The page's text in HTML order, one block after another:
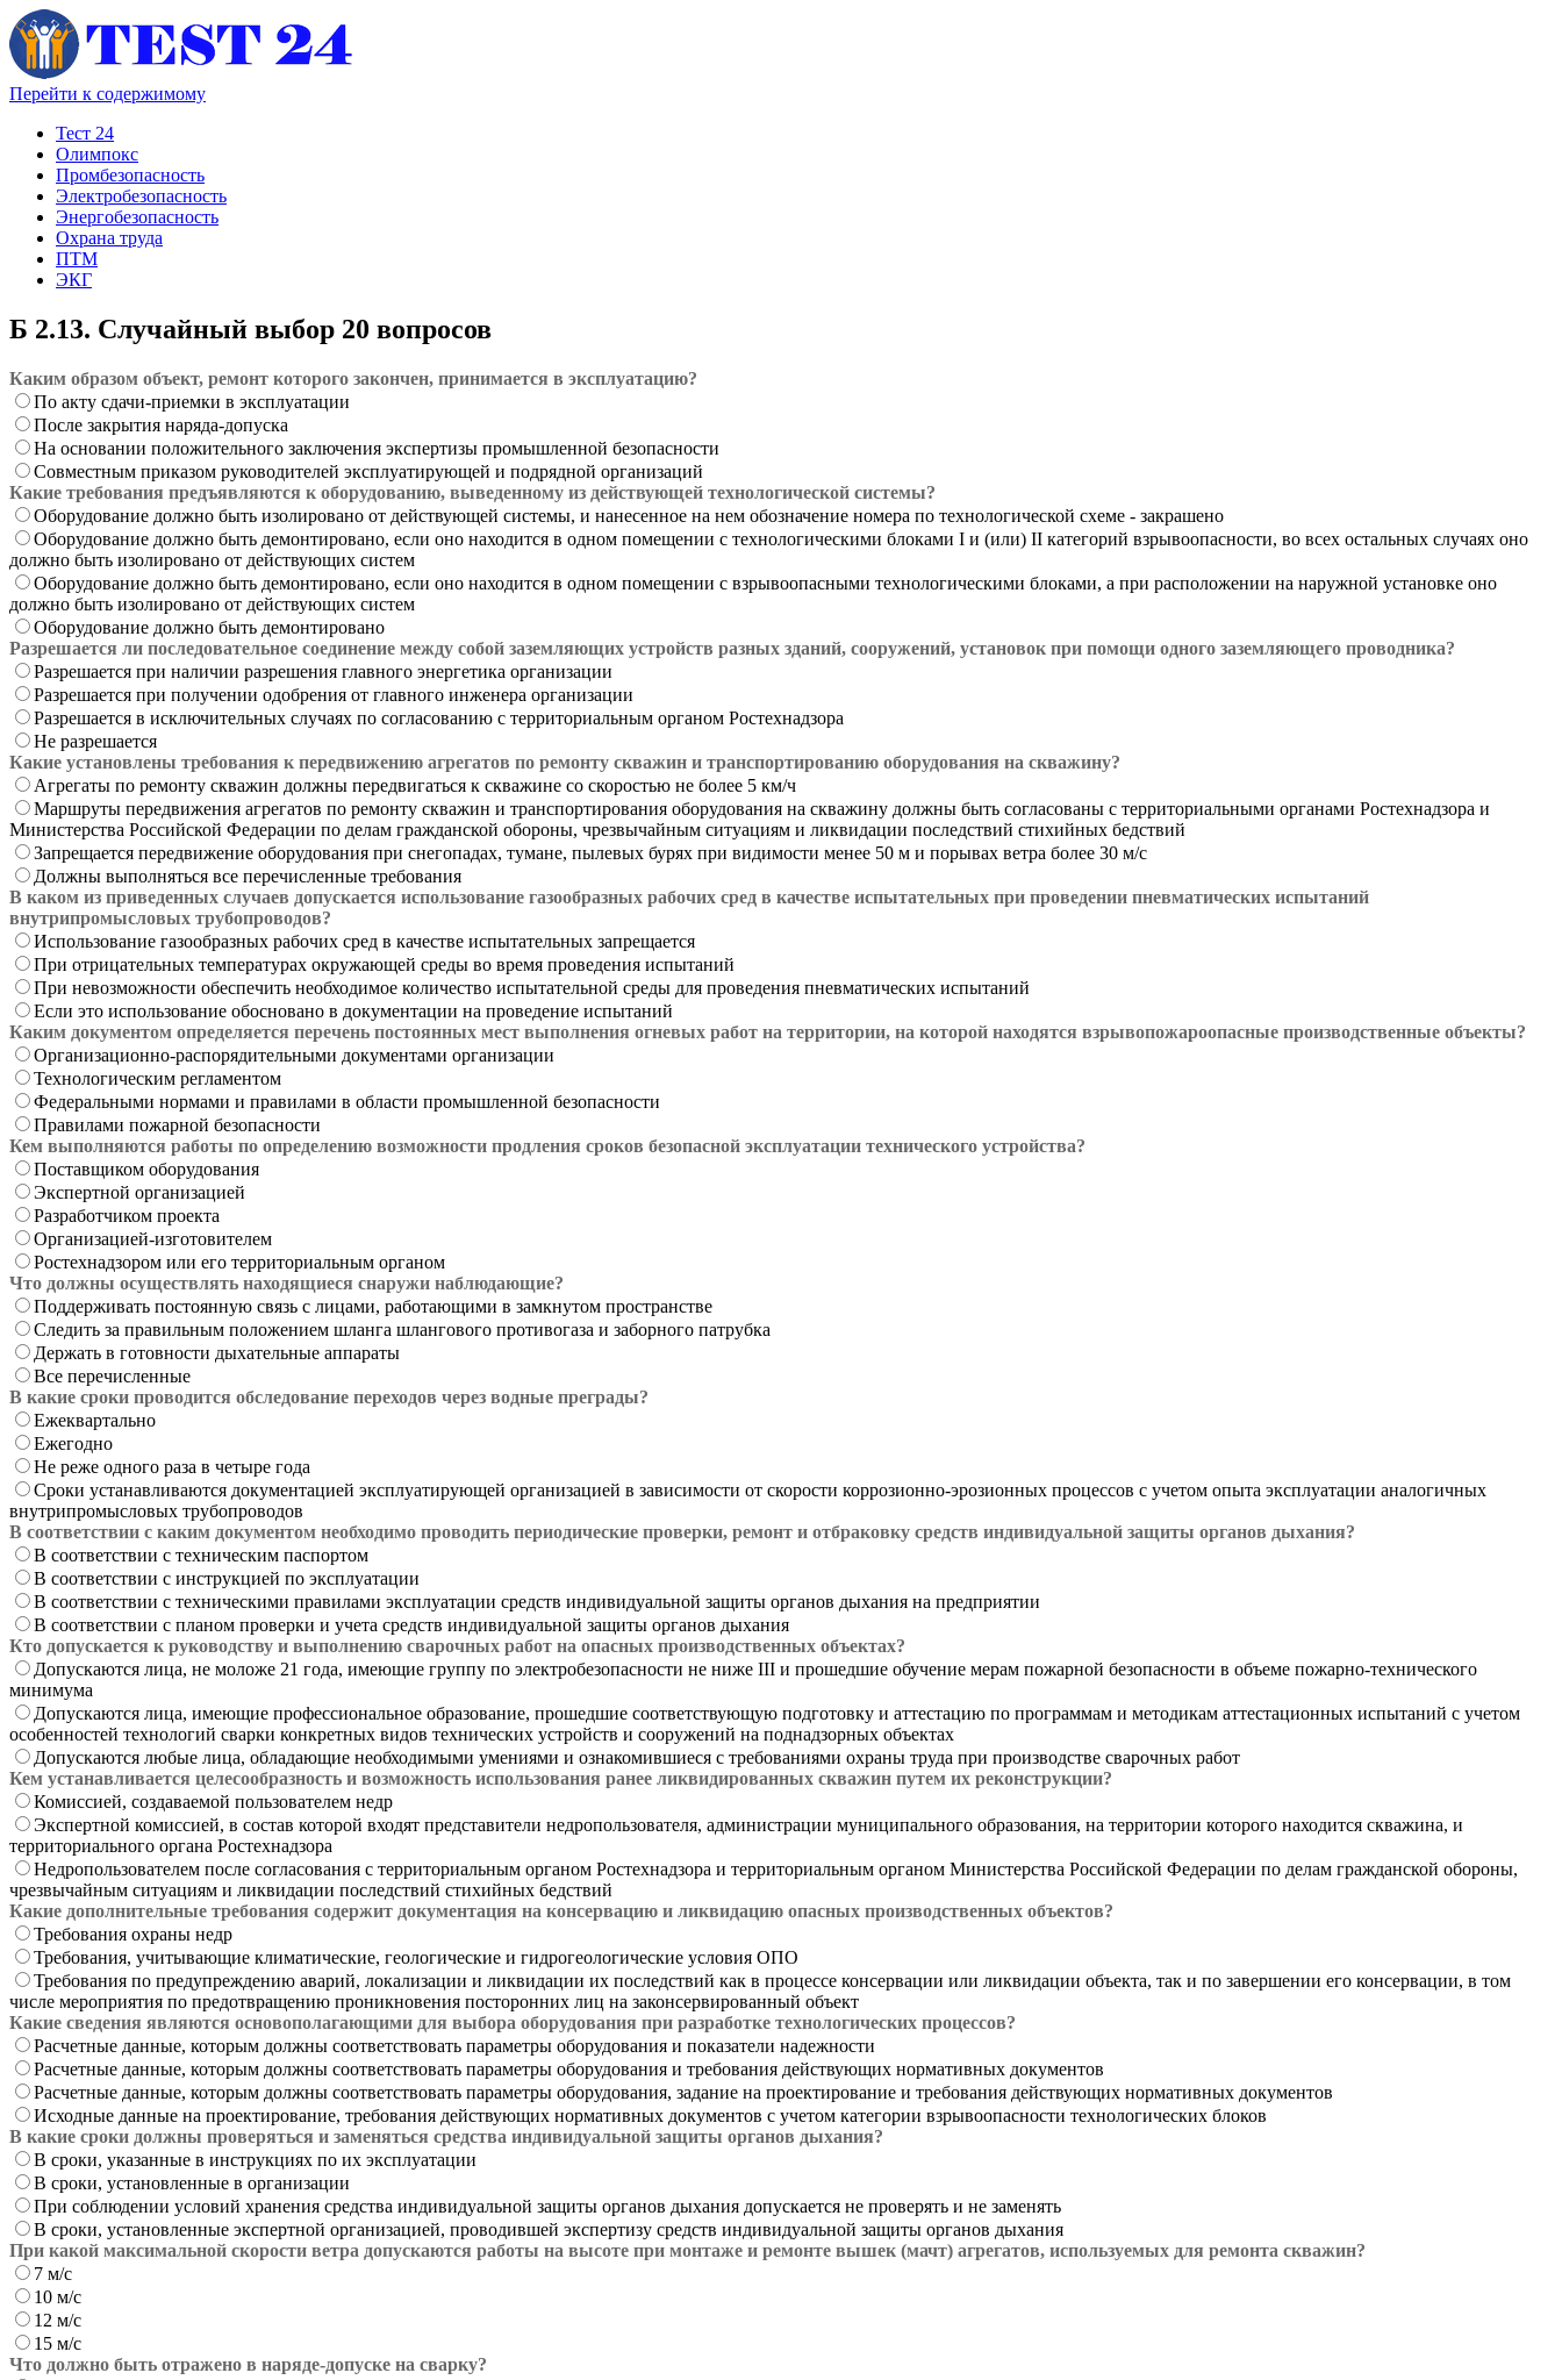
Перейти к содержимому
Тест 24
Олимпокс
Промбезопасность
Электробезопасность
Энергобезопасность
Охрана труда
ПТМ
ЭКГ
Б 2.13. Случайный выбор 20 вопросов
Каким образом объект, ремонт которого закончен, принимается в эксплуатацию?
По акту сдачи-приемки в эксплуатации
После закрытия наряда-допуска
На основании положительного заключения экспертизы промышленной безопасности
Совместным приказом руководителей эксплуатирующей и подрядной организаций
Какие требования предъявляются к оборудованию, выведенному из действующей технологической системы?
Оборудование должно быть изолировано от действующей системы, и нанесенное на нем обозначение номера по технологической схеме - закрашено
Оборудование должно быть демонтировано, если оно находится в одном помещении с технологическими блоками I и (или) II категорий взрывоопасности, во всех остальных случаях оно
должно быть изолировано от действующих систем
Оборудование должно быть демонтировано, если оно находится в одном помещении с взрывоопасными технологическими блоками, а при расположении на наружной установке оно
должно быть изолировано от действующих систем
Оборудование должно быть демонтировано
Разрешается ли последовательное соединение между собой заземляющих устройств разных зданий, сооружений, установок при помощи одного заземляющего проводника?
Разрешается при наличии разрешения главного энергетика организации
Разрешается при получении одобрения от главного инженера организации
Разрешается в исключительных случаях по согласованию с территориальным органом Ростехнадзора
Не разрешается
Какие установлены требования к передвижению агрегатов по ремонту скважин и транспортированию оборудования на скважину?
Агрегаты по ремонту скважин должны передвигаться к скважине со скоростью не более 5 км/ч
Маршруты передвижения агрегатов по ремонту скважин и транспортирования оборудования на скважину должны быть согласованы с территориальными органами Ростехнадзора и
Министерства Российской Федерации по делам гражданской обороны, чрезвычайным ситуациям и ликвидации последствий стихийных бедствий
Запрещается передвижение оборудования при снегопадах, тумане, пылевых бурях при видимости менее 50 м и порывах ветра более 30 м/с
Должны выполняться все перечисленные требования
В каком из приведенных случаев допускается использование газообразных рабочих сред в качестве испытательных при проведении пневматических испытаний
внутрипромысловых трубопроводов?
Использование газообразных рабочих сред в качестве испытательных запрещается
При отрицательных температурах окружающей среды во время проведения испытаний
При невозможности обеспечить необходимое количество испытательной среды для проведения пневматических испытаний
Если это использование обосновано в документации на проведение испытаний
Каким документом определяется перечень постоянных мест выполнения огневых работ на территории, на которой находятся взрывопожароопасные производственные объекты?
Организационно-распорядительными документами организации
Технологическим регламентом
Федеральными нормами и правилами в области промышленной безопасности
Правилами пожарной безопасности
Кем выполняются работы по определению возможности продления сроков безопасной эксплуатации технического устройства?
Поставщиком оборудования
Экспертной организацией
Разработчиком проекта
Организацией-изготовителем
Ростехнадзором или его территориальным органом
Что должны осуществлять находящиеся снаружи наблюдающие?
Поддерживать постоянную связь с лицами, работающими в замкнутом пространстве
Следить за правильным положением шланга шлангового противогаза и заборного патрубка
Держать в готовности дыхательные аппараты
Все перечисленные
В какие сроки проводится обследование переходов через водные преграды?
Ежеквартально
Ежегодно
Не реже одного раза в четыре года
Сроки устанавливаются документацией эксплуатирующей организацией в зависимости от скорости коррозионно-эрозионных процессов с учетом опыта эксплуатации аналогичных
внутрипромысловых трубопроводов
В соответствии с каким документом необходимо проводить периодические проверки, ремонт и отбраковку средств индивидуальной защиты органов дыхания?
В соответствии с техническим паспортом
В соответствии с инструкцией по эксплуатации
В соответствии с техническими правилами эксплуатации средств индивидуальной защиты органов дыхания на предприятии
В соответствии с планом проверки и учета средств индивидуальной защиты органов дыхания
Кто допускается к руководству и выполнению сварочных работ на опасных производственных объектах?
Допускаются лица, не моложе 21 года, имеющие группу по электробезопасности не ниже III и прошедшие обучение мерам пожарной безопасности в объеме пожарно-технического
минимума
Допускаются лица, имеющие профессиональное образование, прошедшие соответствующую подготовку и аттестацию по программам и методикам аттестационных испытаний с учетом
особенностей технологий сварки конкретных видов технических устройств и сооружений на поднадзорных объектах
Допускаются любые лица, обладающие необходимыми умениями и ознакомившиеся с требованиями охраны труда при производстве сварочных работ
Кем устанавливается целесообразность и возможность использования ранее ликвидированных скважин путем их реконструкции?
Комиссией, создаваемой пользователем недр
Экспертной комиссией, в состав которой входят представители недропользователя, администрации муниципального образования, на территории которого находится скважина, и
территориального органа Ростехнадзора
Недропользователем после согласования с территориальным органом Ростехнадзора и территориальным органом Министерства Российской Федерации по делам гражданской обороны,
чрезвычайным ситуациям и ликвидации последствий стихийных бедствий
Какие дополнительные требования содержит документация на консервацию и ликвидацию опасных производственных объектов?
Требования охраны недр
Требования, учитывающие климатические, геологические и гидрогеологические условия ОПО
Требования по предупреждению аварий, локализации и ликвидации их последствий как в процессе консервации или ликвидации объекта, так и по завершении его консервации, в том
числе мероприятия по предотвращению проникновения посторонних лиц на законсервированный объект
Какие сведения являются основополагающими для выбора оборудования при разработке технологических процессов?
Расчетные данные, которым должны соответствовать параметры оборудования и показатели надежности
Расчетные данные, которым должны соответствовать параметры оборудования и требования действующих нормативных документов
Расчетные данные, которым должны соответствовать параметры оборудования, задание на проектирование и требования действующих нормативных документов
Исходные данные на проектирование, требования действующих нормативных документов с учетом категории взрывоопасности технологических блоков
В какие сроки должны проверяться и заменяться средства индивидуальной защиты органов дыхания?
В сроки, указанные в инструкциях по их эксплуатации
В сроки, установленные в организации
При соблюдении условий хранения средства индивидуальной защиты органов дыхания допускается не проверять и не заменять
В сроки, установленные экспертной организацией, проводившей экспертизу средств индивидуальной защиты органов дыхания
При какой максимальной скорости ветра допускаются работы на высоте при монтаже и ремонте вышек (мачт) агрегатов, используемых для ремонта скважин?
7 м/с
10 м/с
12 м/с
15 м/с
Что должно быть отражено в наряде-допуске на сварку?